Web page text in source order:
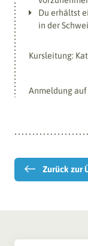
Du erhältst
in der
Kursleitung:
Anmeldung
Zurück zur